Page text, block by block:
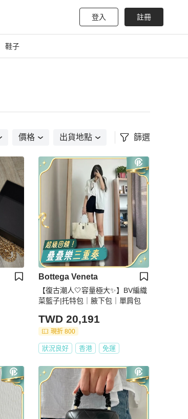
登入 註冊
鞋子
價格 出貨地點 篩選
Bottega Veneta
【復古潮人🤍容量極大✨】BV編織
菜籃子|托特包｜腋下包｜單肩包
TWD 20,191
現折 800
狀況良好 香港 免運